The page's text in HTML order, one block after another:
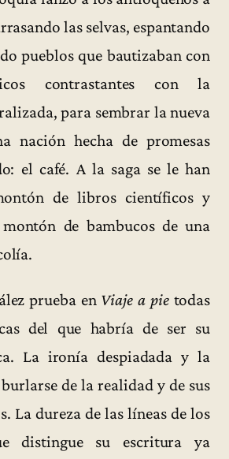
las selvas, espantando
pueblos que bautizaban con
contrastantes con la
para sembrar la nueva
nación hecha de promesas
el café. A la saga se le han
de libros científicos y
de bambucos de una
prueba en Viaje a pietodas
del que habría de ser su
La ironía despiadada y la
de la realidad y de sus
La dureza de las líneas de los
distingue su escritura ya